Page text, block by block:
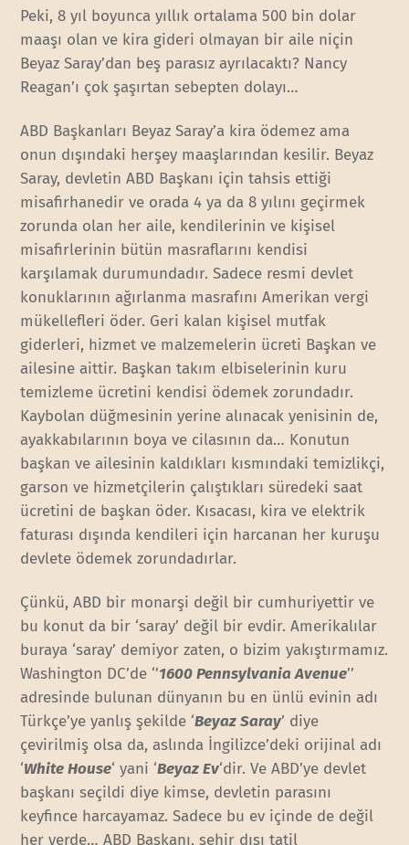
Peki, 8 yıl boyunca yıllık ortalama 500 bin dolar
maaşı olan ve kira gideri olmayan bir aile niçin
Beyaz Saray’dan beş parasız ayrılacaktı? Nancy
Reagan’ı çok şaşırtan sebepten dolayı…
ABD Başkanları Beyaz Saray’a kira ödemez ama
onun dışındaki herşey maaşlarından kesilir. Beyaz
Saray, devletin ABD Başkanı için tahsis ettiği
misafirhanedir ve orada 4 ya da 8 yılını geçirmek
zorunda olan her aile, kendilerinin ve kişisel
misafirlerinin bütün masraflarını kendisi
karşılamak durumundadır. Sadece resmi devlet
konuklarının ağırlanma masrafını Amerikan vergi
mükellefleri öder. Geri kalan kişisel mutfak
giderleri, hizmet ve malzemelerin ücreti Başkan ve
ailesine aittir. Başkan takım elbiselerinin kuru
temizleme ücretini kendisi ödemek zorundadır.
Kaybolan düğmesinin yerine alınacak yenisinin de,
ayakkabılarının boya ve cilasının da… Konutun
başkan ve ailesinin kaldıkları kısmındaki temizlikçi,
garson ve hizmetçilerin çalıştıkları süredeki saat
ücretini de başkan öder. Kısacası, kira ve elektrik
faturası dışında kendileri için harcanan her kuruşu
devlete ödemek zorundadırlar.
Çünkü, ABD bir monarşi değil bir cumhuriyettir ve
bu konut da bir ‘saray’ değil bir evdir. Amerikalılar
buraya ‘saray’ demiyor zaten, o bizim yakıştırmamız.
Washington DC’de ‘’1600 Pennsylvania Avenue’’
adresinde bulunan dünyanın bu en ünlü evinin adı
Türkçe’ye yanlış şekilde ‘Beyaz Saray’ diye
çevirilmiş olsa da, aslında İngilizce’deki orijinal adı
‘White House‘ yani ‘Beyaz Ev‘dir. Ve ABD’ye devlet
başkanı seçildi diye kimse, devletin parasını
keyfince harcayamaz. Sadece bu ev içinde de değil
her yerde… ABD Başkanı, şehir dışı tatil